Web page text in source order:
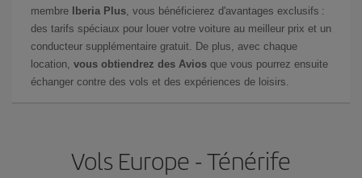
membre
Iberia Plus , vous bénéficierez d'avantages exclusifs :
des tarifs spéciaux pour louer votre voiture au meilleur prix et un
conducteur supplémentaire gratuit. De plus, avec chaque
location, vous obtiendrez des Avios que vous pourrez ensuite
échanger contre des vols et des expériences de loisirs.
Vols Europe - Ténérife